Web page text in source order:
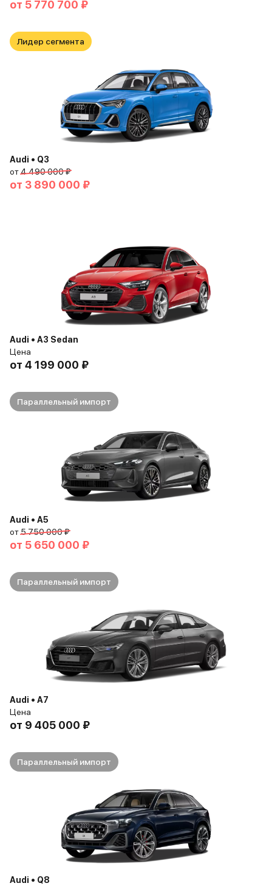
от 5 770 700 ₽
Лидер сегмента
Audi • Q3
от4 490 000 ₽
от 3 890 000 ₽
Audi • A3 Sedan
Цена
от 4 199 000 ₽
Параллельный импорт
Audi • A5
от5 750 000 ₽
от 5 650 000 ₽
Параллельный импорт
Audi • A7
Цена
от 9 405 000 ₽
Параллельный импорт
Audi • Q8